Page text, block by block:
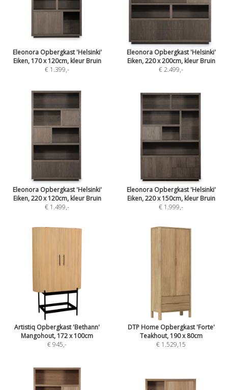
Eleonora Opbergkast 'Helsinki'
Eiken, 170 x 120cm, kleur Bruin
€ 1.399,-
Eleonora Opbergkast 'Helsinki'
Eiken, 220 x 200cm, kleur Bruin
€ 2.499,-
Eleonora Opbergkast 'Helsinki'
Eiken, 220 x 120cm, kleur Bruin
€ 1.499,-
Eleonora Opbergkast 'Helsinki'
Eiken, 220 x 150cm, kleur Bruin
€ 1.999,-
Artistiq Opbergkast 'Bethann'
Mangohout, 172 x 100cm
€ 945,-
DTP Home Opbergkast 'Forte'
Teakhout, 190 x 80cm
€ 1.529,15